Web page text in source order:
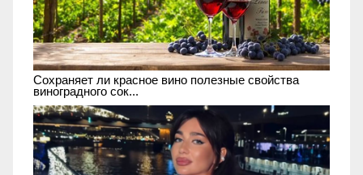
Сохраняет ли красное вино полезные свойства
виноградного сок...